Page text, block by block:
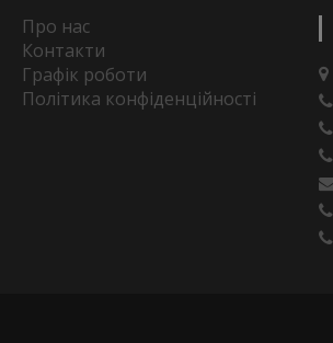
Про нас
Контакти
Графік роботи
Політика конфіденційності